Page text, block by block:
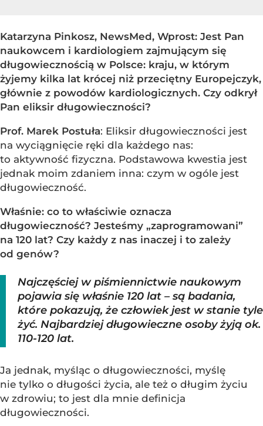
Katarzyna Pinkosz, NewsMed, Wprost: Jest Pan
naukowcem i kardiologiem zajmującym się
długowiecznością w Polsce: kraju, w którym
żyjemy kilka lat krócej niż przeciętny Europejczyk,
głównie z powodów kardiologicznych. Czy odkrył
Pan eliksir długowieczności?
Prof. Marek Postuła: Eliksir długowieczności jest
na wyciągnięcie ręki dla każdego nas:
to aktywność fizyczna. Podstawowa kwestia jest
jednak moim zdaniem inna: czym w ogóle jest
długowieczność.
Właśnie: co to właściwie oznacza
długowieczność? Jesteśmy „zaprogramowani”
na 120 lat? Czy każdy z nas inaczej i to zależy
od genów?
Najczęściej w piśmiennictwie naukowym
pojawia się właśnie 120 lat – są badania,
które pokazują, że człowiek jest w stanie tyle
żyć. Najbardziej długowieczne osoby żyją ok.
110-120 lat.
Ja jednak, myśląc o długowieczności, myślę
nie tylko o długości życia, ale też o długim życiu
w zdrowiu; to jest dla mnie definicja
długowieczności.